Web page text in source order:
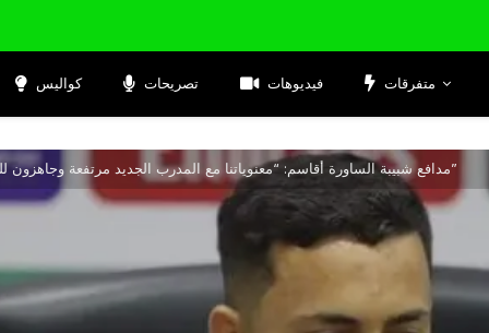
كواليس تصريحات فيديوهات متفرقات
مدافع شبيبة الساورة أقاسم: “معنوياتنا مع المدرب الجديد مرتفعة وجاهزون للتحديات القادمة”